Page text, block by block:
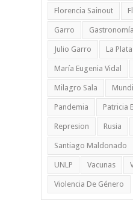
Florencia Sainout
Garro
Julio Garro La Plata
María Eugenia Vidal
Milagro Sala
Pandemia Patricia
Represion Rusia
Santiago Maldonado
UNLP Vacunas
Violencia De Género